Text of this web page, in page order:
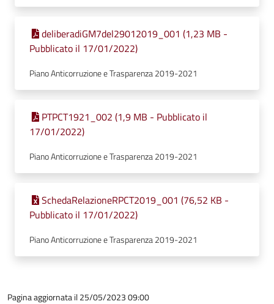
deliberadiGM7del29012019_001 (1,23 MB -
Pubblicato il 17/01/2022)
Piano Anticorruzione e Trasparenza 2019-2021
PTPCT1921_002 (1,9 MB - Pubblicato il
17/01/2022)
Piano Anticorruzione e Trasparenza 2019-2021
SchedaRelazioneRPCT2019_001 (76,52 KB -
Pubblicato il 17/01/2022)
Piano Anticorruzione e Trasparenza 2019-2021
Pagina aggiornata il 25/05/2023 09:00